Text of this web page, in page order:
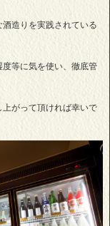
造りを実践されている
等に気を使い、徹底管
がって頂ければ幸いで